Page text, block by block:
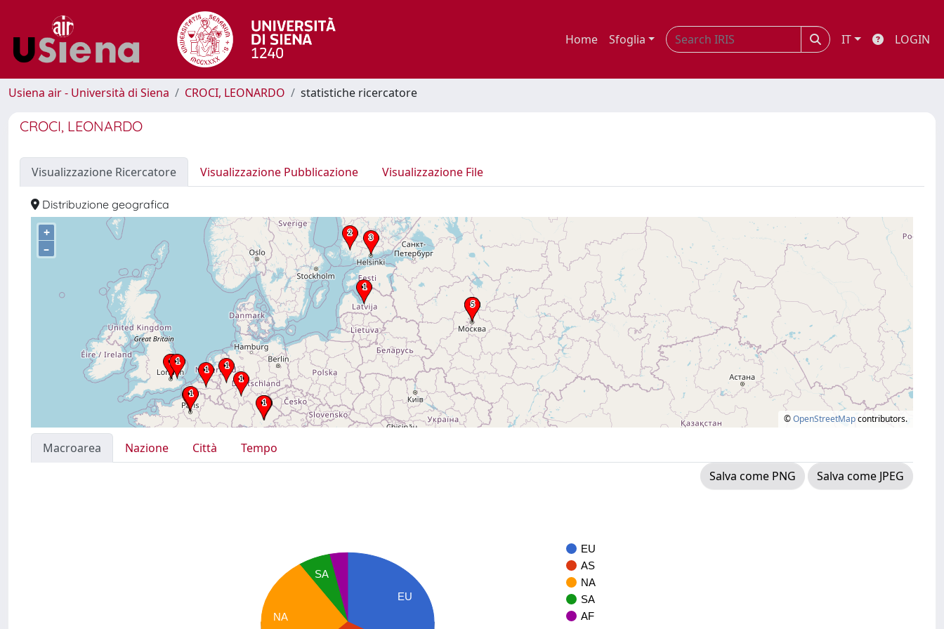
Home Sfoglia IT LOGIN
Usiena air - Università di Siena CROCI, LEONARDO statistiche ricercatore
CROCI, LEONARDO
Visualizzazione Ricercatore Visualizzazione Pubblicazione Visualizzazione File
Distribuzione geografica
+
–
©OpenStreetMapcontributors.
Macroarea Nazione Città
Tempo
Salva come PNG
Salva come JPEG
EU
AS
NA
SA
AF
EU
SA
NA